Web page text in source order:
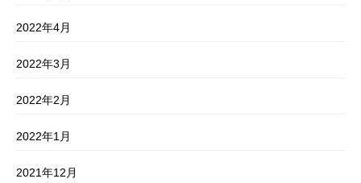
2022年4月
2022年3月
2022年2月
2022年1月
2021年12月